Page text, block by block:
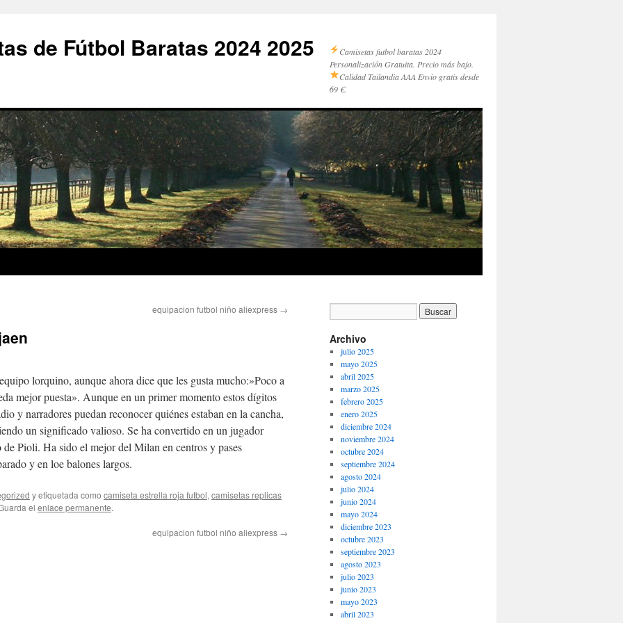
de Fútbol Baratas 2024 2025
Camisetas futbol baratas 2024
Personalización Gratuita. Precio más bajo.
Calidad Tailandia AAA Envío gratis desde
69 €.
equipacion futbol niño aliexpress →
lorquino, aunque ahora dice que les gusta mucho:»Poco a
mejor puesta». Aunque en un primer momento estos dígitos
y narradores puedan reconocer quiénes estaban en la cancha,
un significado valioso. Se ha convertido en un jugador
Pioli. Ha sido el mejor del Milan en centros y pases
y en loe balones largos.
y etiquetada como camiseta estrella roja futbol, camisetas replicas
el enlace permanente.
equipacion futbol niño aliexpress →
Archivo
julio 2025
mayo 2025
abril 2025
marzo 2025
febrero 2025
enero 2025
diciembre 2024
noviembre 2024
octubre 2024
septiembre 2024
agosto 2024
julio 2024
junio 2024
mayo 2024
diciembre 2023
octubre 2023
septiembre 2023
agosto 2023
julio 2023
junio 2023
mayo 2023
abril 2023